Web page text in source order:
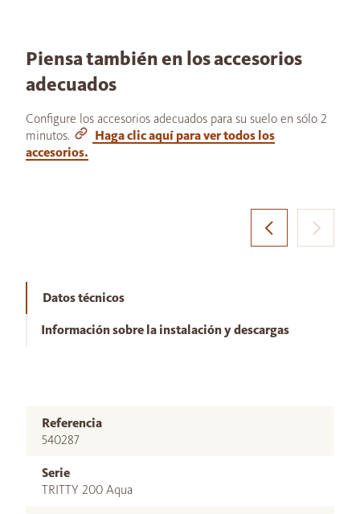
Piensa también en los accesorios
adecuados
Configure los accesorios adecuados para su suelo en sólo 2
minutos.
Haga clic aquí para ver todos los
accesorios.
Datos técnicos
Información sobre la instalación y descargas
Referencia
540287
Serie
TRITTY 200 Aqua